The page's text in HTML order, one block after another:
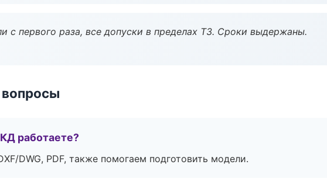
с первого раза, все допуски в пределах ТЗ. Сроки выдержаны.
работаете?
DWG, PDF, также помогаем подготовить модели.